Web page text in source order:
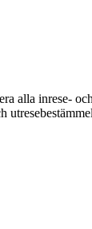
inrese-